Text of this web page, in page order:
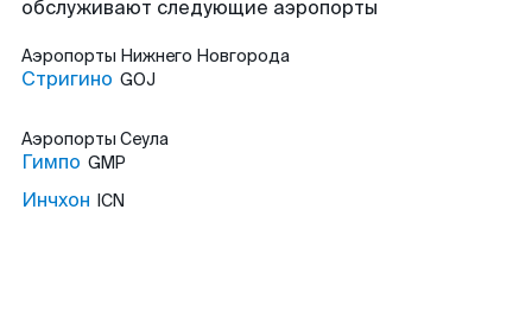
обслуживают следующие аэропорты
Аэропорты Нижнего Новгорода
Стригино GOJ
Аэропорты Сеула
Гимпо GMP
Инчхон ICN